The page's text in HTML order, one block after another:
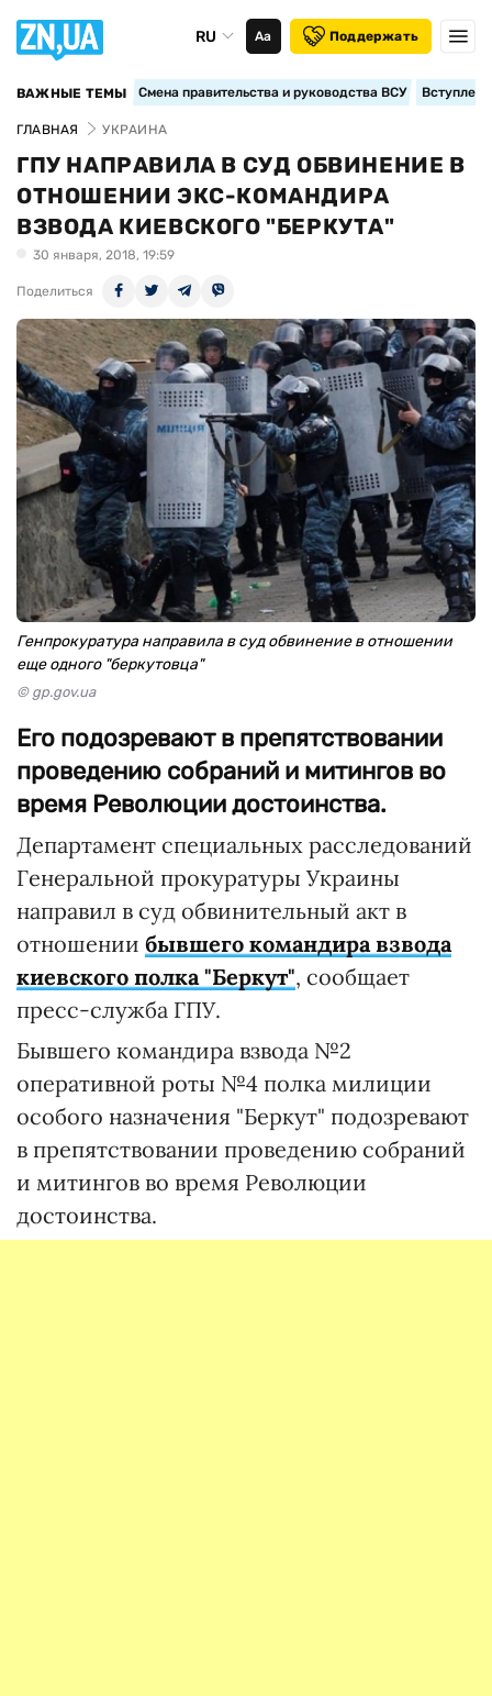
RU Аа Поддержать
ВАЖНЫЕ ТЕМЫ Смена правительства и руководства ВСУ
ГЛАВНАЯ УКРАИНА
ГПУ НАПРАВИЛА В СУД ОБВИНЕНИЕ В
ОТНОШЕНИИ ЭКС-КОМАНДИРА
ВЗВОДА КИЕВСКОГО "БЕРКУТА"
30 января, 2018, 19:59
Поделиться
Генпрокуратура направила в суд обвинение в отношении
еще одного "беркутовца"
© gp.gov.ua
Его подозревают в препятствовании
проведению собраний и митингов во
время Революции достоинства.
Департамент специальных расследований
Генеральной прокуратуры Украины
направил в суд обвинительный акт в
отношении бывшего командира взвода
киевского полка "Беркут", сообщает
пресс-служба ГПУ.
Бывшего командира взвода №2
оперативной роты №4 полка милиции
особого назначения "Беркут" подозревают
в препятствовании проведению собраний
и митингов во время Революции
достоинства.